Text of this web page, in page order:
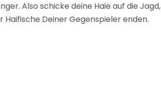
Also schicke deine Haie auf die Jagd,
Deiner Gegenspieler enden.